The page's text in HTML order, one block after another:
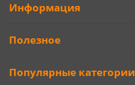
Информация
Полезное
Популярные категории